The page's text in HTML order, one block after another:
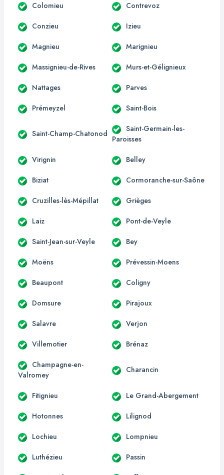
Colomieu Contrevoz
Conzieu Izieu
Magnieu Marignieu
Massignieu-de-Rives Murs-et-Gélignieux
Nattages Parves
Prémeyzel Saint-Bois
Saint-Champ-Chatonod
Saint-Germain-les-
Paroisses
Virignin Belley
Biziat Cormoranche-sur-Saône
Cruzilles-lès-Mépillat Grièges
Laiz Pont-de-Veyle
Saint-Jean-sur-Veyle Bey
Moëns Prévessin-Moens
Beaupont Coligny
Domsure Pirajoux
Salavre Verjon
Villemotier Brénaz
Champagne-en-
Valromey
Charancin
Fitignieu Le Grand-Abergement
Hotonnes Lilignod
Lochieu Lompnieu
Luthézieu Passin